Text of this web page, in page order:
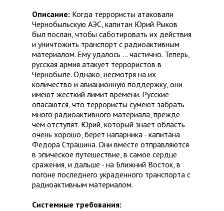
Описание: Когда террористы атаковали
Чернобыльскую АЭС, капитан Юрий Рыков
был послан, чтобы саботировать их действия
и уничтожить транспорт с радиоактивным
материалом. Ему удалось ... частично. Теперь,
русская армия атакует террористов в
Чернобыле. Однако, несмотря на их
количество и авиационную поддержку, они
имеют жесткий лимит времени. Русские
опасаются, что террористы сумеют забрать
много радиоактивного материала, прежде
чем отступят. Юрий, который знает область
очень хорошо, берет напарника - капитана
Федора Страшина. Они вместе отправляются
в эпическое путешествие, в самое сердце
сражения, и дальше - на Ближний Восток, в
погоне последнего украденного транспорта с
радиоактивным материалом.
Системные требования: